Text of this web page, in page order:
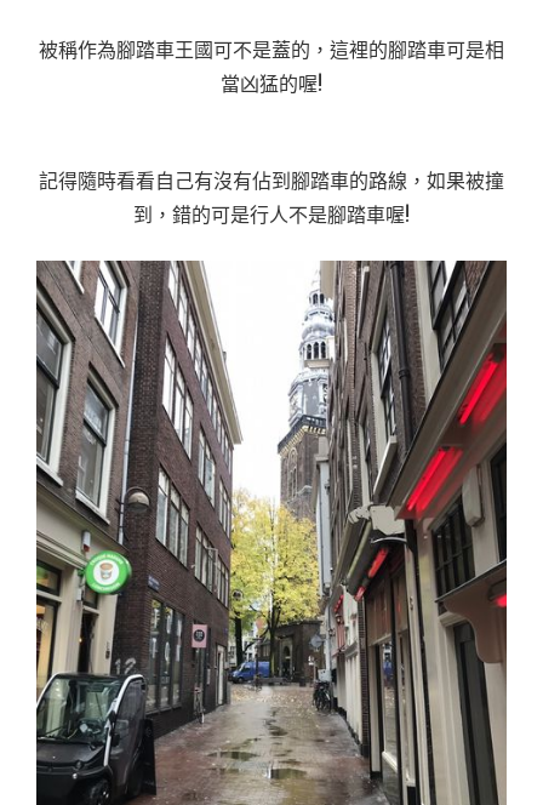
被稱作為腳踏車王國可不是蓋的，這裡的腳踏車可是相
當凶猛的喔!
記得隨時看看自己有沒有佔到腳踏車的路線，如果被撞
到，錯的可是行人不是腳踏車喔!